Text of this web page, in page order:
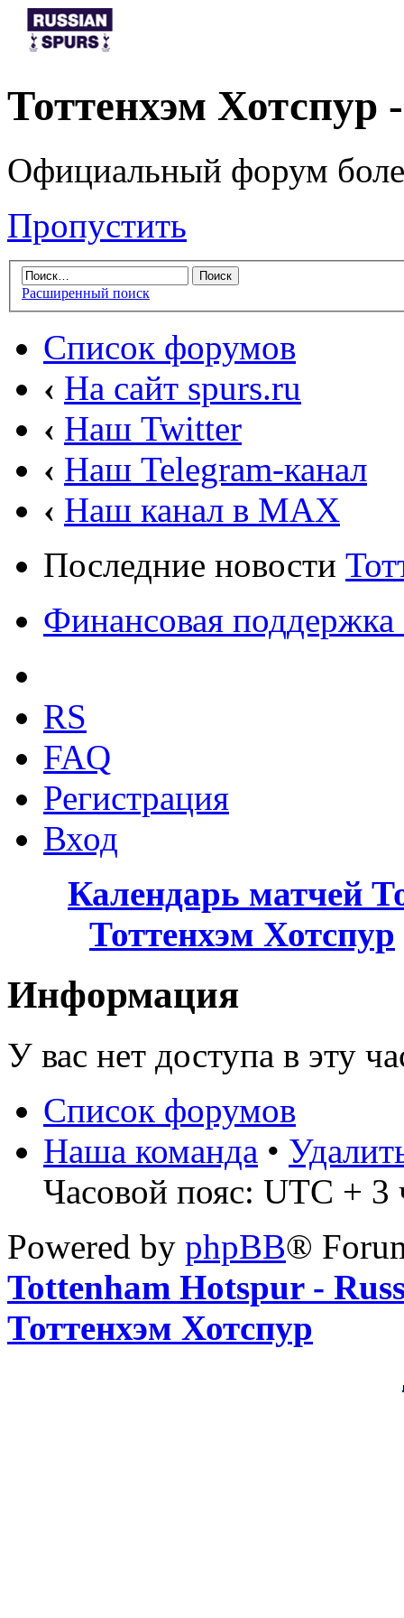
Тоттенхэм
Официальный форум
Пропустить
Расширенный поиск
Список форумов
‹ На сайт spurs.ru
‹ Наш Twitter
‹ Наш Telegram-канал
‹ Наш канал в MAX
Последние новости
Финансовая поддержка
RS
FAQ
Регистрация
Вход
Календарь матчей
Тоттенхэм Хотспур
Информация
У вас нет доступа в эту
Список форумов
Наша команда •
Часовой пояс: UTC + 3
Powered by phpBB®
Tottenham Hotspur -
Тоттенхэм Хотспур